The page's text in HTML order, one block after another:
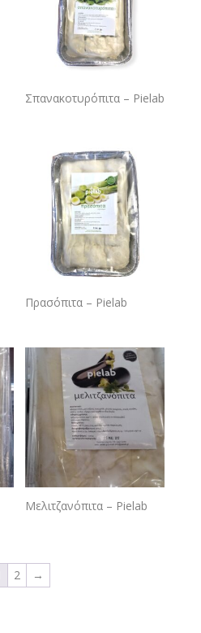
Σπανακοτυρόπιτα – Pielab
Πρασόπιτα – Pielab
Μελιτζανόπιτα – Pielab
2 →